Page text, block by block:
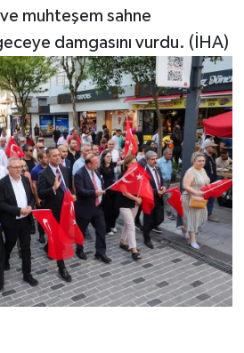
muhteşem sahne
damgasını vurdu. (İHA)